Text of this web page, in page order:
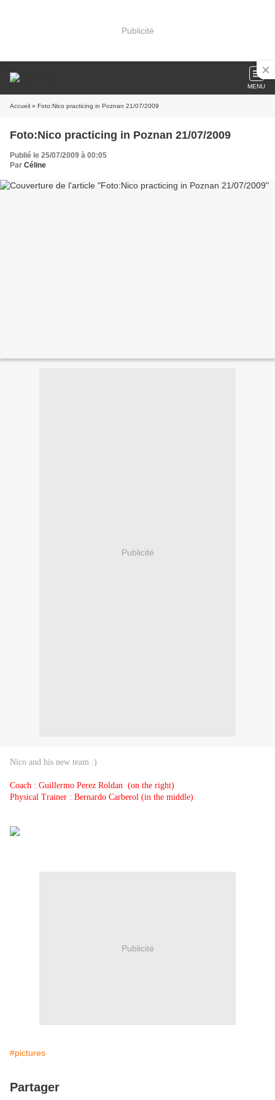
Publicité
MENU
Accueil » Foto:Nico practicing in Poznan 21/07/2009
Foto:Nico practicing in Poznan 21/07/2009
Publié le 25/07/2009 à 00:05
Par Céline
Publicité
Nico and his new team :)
Coach : Guillermo Perez Roldan (on the right)
Physical Trainer : Bernardo Carberol (in the middle)
Publicité
#pictures
Partager